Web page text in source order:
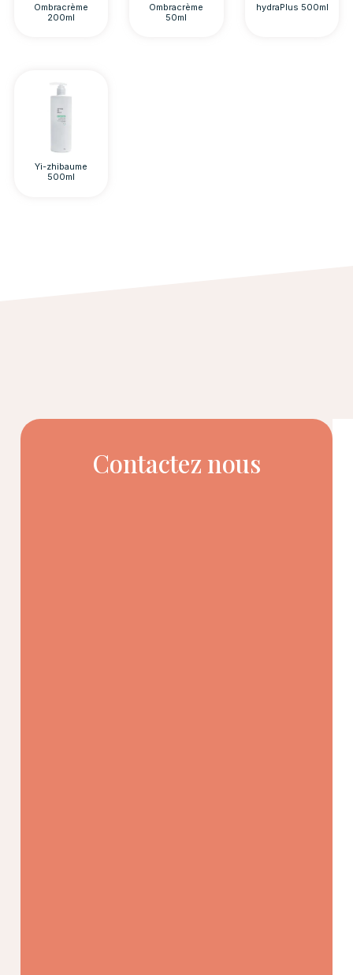
Ombracrème
200ml
Ombracrème
50ml
hydraPlus 500ml
Yi-zhibaume
500ml
Contactez nous